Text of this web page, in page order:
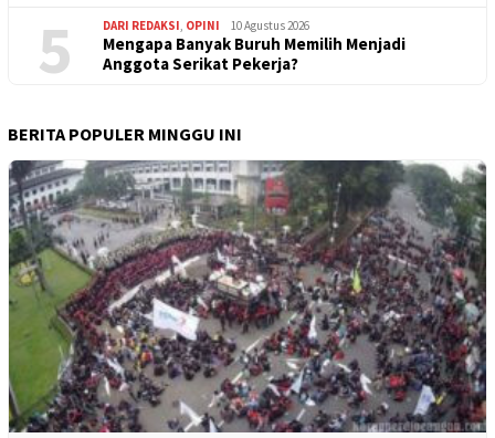
5 DARI REDAKSI, OPINI 10 Agustus 2026
Mengapa Banyak Buruh Memilih Menjadi
Anggota Serikat Pekerja?
BERITA POPULER MINGGU INI